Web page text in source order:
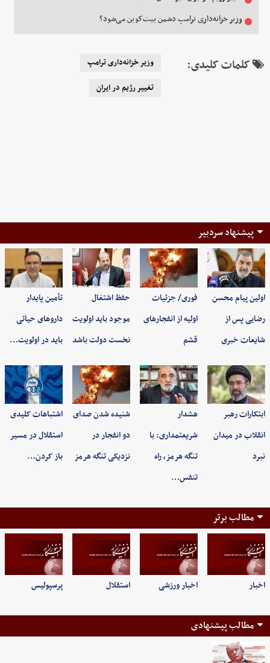
وزیر خزانه‌داری ترامپ دشمن بیت‌کوین می‌شود؟
کلمات کلیدی:
وزیر خزانه‌داری ترامپ
تغییر رژیم در ایران
پیشنهاد سردبیر
اولین پیام محسن
رضایی پس از
شایعات خبری
فوری/ جزئیات
اولیه از انفجارهای
قشم
حفظ اشتغال
موجود باید اولویت
نخست دولت باشد
تأمین پایدار
داروهای حیاتی
باید در اولویت…
ابتکارات رهبر
انقلاب در میدان
نبرد
هشدار
شریعتمداری: با
تنگه هرمز، راه
تنفس…
شنیده شدن صدای
دو انفجار در
نزدیکی تنگه هرمز
اشتباهات کلیدی
استقلال در مسیر
باز کردن…
مطالب برتر
اخبار اخبار ورزشی استقلال پرسپولیس
مطالب پیشنهادی